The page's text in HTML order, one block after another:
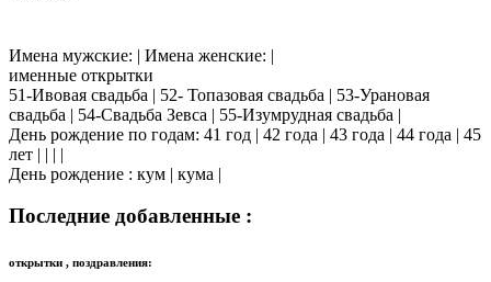
Имена мужские: | Имена женские: |
именные открытки
51-Ивовая свадьба | 52- Топазовая свадьба | 53-Урановая
свадьба | 54-Свадьба Зевса | 55-Изумрудная свадьба |
День рождение по годам: 41 год | 42 года | 43 года | 44 года | 45
лет | | | |
День рождение : кум | кума |
Последние добавленные :
открытки , поздравления: